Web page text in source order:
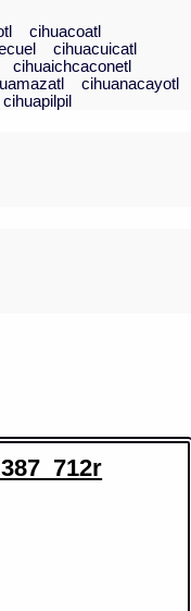
cihuacoatl
cihuacuicatl
cihuaichcaconetl
cihuanacayotl
cihuapilpil